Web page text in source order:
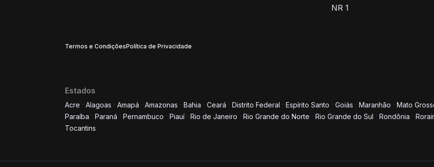
NR 1
Termos e CondiçõesPolítica de Privacidade
Estados
Acre Alagoas Amapá Amazonas Bahia Ceará Distrito Federal Espírito Santo Goiás Maranhão Mato
Paraíba
Paraná Pernambuco Piauí Rio de Janeiro Rio Grande do Norte Rio Grande do Sul Rondônia
Tocantins